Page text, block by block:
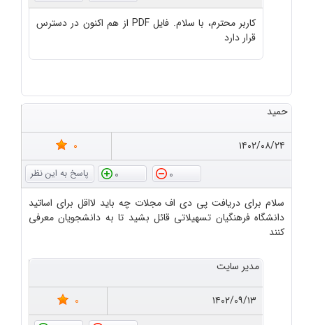
کاربر محترم، با سلام. فایل PDF از هم اکنون در دسترس
قرار دارد
حمید
۱۴۰۲/۰۸/۲۴
0
0
0
سلام برای دریافت پی دی اف مجلات چه باید لااقل برای اساتید
دانشگاه فرهنگیان تسهیلاتی قائل بشید تا به دانشجویان معرفی
کنند
مدیر سایت
۱۴۰۲/۰۹/۱۳
0